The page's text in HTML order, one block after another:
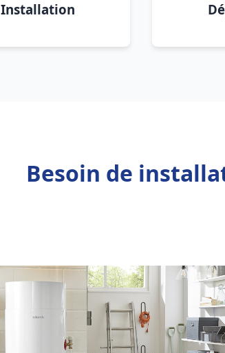
Installation
Besoin de